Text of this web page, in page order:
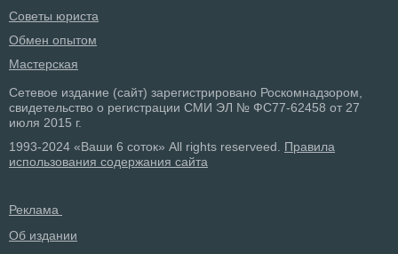
Советы юриста
Обмен опытом
Мастерская
Сетевое издание (сайт) зарегистрировано Роскомнадзором,
свидетельство о регистрации СМИ ЭЛ № ФС77-62458 от 27
июля 2015 г.
1993-2024 «Ваши 6 соток» All rights reserveed. Правила
использования содержания сайта
Реклама
Об издании